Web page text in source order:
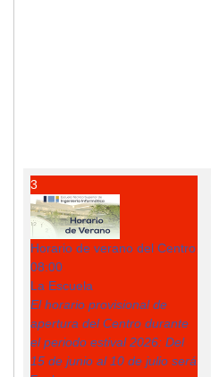
3
Horario de verano del Centro
08:00
La Escuela
El horario provisional de
apertura del Centro durante
el periodo estival 2026: Del
15 de junio al 10 de julio será